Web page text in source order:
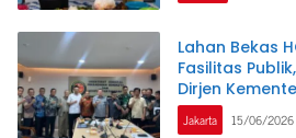
Lahan Bekas
Fasilitas
Dirjen
Jakarta 15/06/2026